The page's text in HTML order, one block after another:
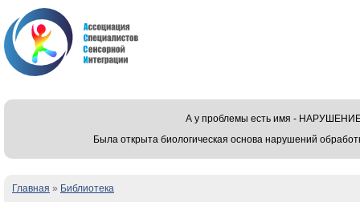
А у проблемы есть имя -
Была открыта биологическая основа нарушений
Вы здесь
Главная » Библиотека